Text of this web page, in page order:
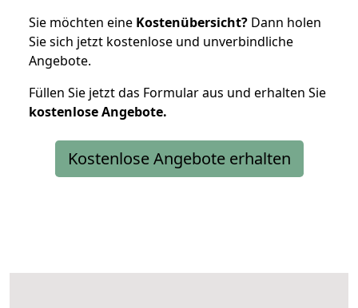
Sie möchten eine Kostenübersicht? Dann holen
Sie sich jetzt kostenlose und unverbindliche
Angebote.
Füllen Sie jetzt das Formular aus und erhalten Sie
kostenloseAngebote.
Kostenlose Angebote erhalten